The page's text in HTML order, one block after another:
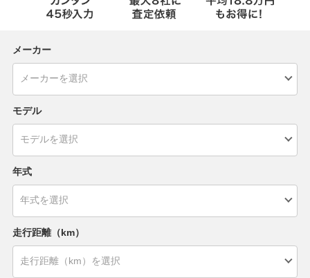
メーカー
モデル
年式
走行距離（km）